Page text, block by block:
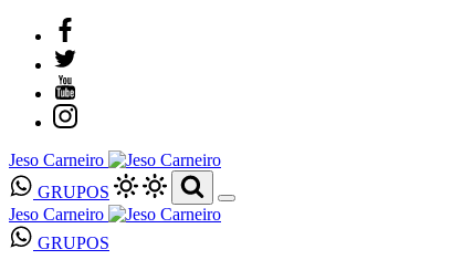
Jeso Carneiro
GRUPOS
Jeso Carneiro
GRUPOS